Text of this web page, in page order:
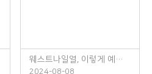
웨스트나일열, 이렇게 예방하세요!
2024-08-08